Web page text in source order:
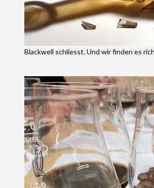
Blackwell schliesst. Und wir finden es